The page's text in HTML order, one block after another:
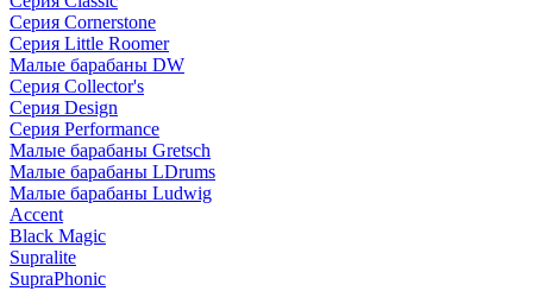
Серия Cornerstone
Серия Little Roomer
Малые барабаны DW
Серия Collector's
Серия Design
Серия Performance
Малые барабаны Gretsch
Малые барабаны LDrums
Малые барабаны Ludwig
Accent
Black Magic
Supralite
SupraPhonic